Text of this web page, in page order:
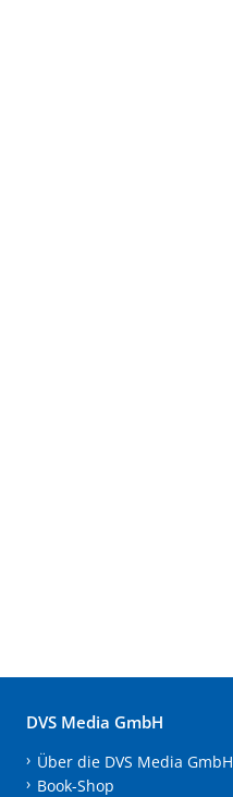
DVS Media GmbH
Über die DVS Media GmbH
Book-Shop